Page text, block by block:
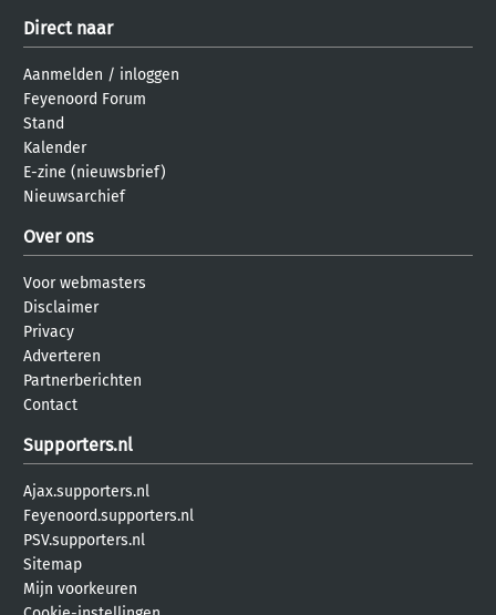
Direct naar
Aanmelden / inloggen
Feyenoord Forum
Stand
Kalender
E-zine (nieuwsbrief)
Nieuwsarchief
Over ons
Voor webmasters
Disclaimer
Privacy
Adverteren
Partnerberichten
Contact
Supporters.nl
Ajax.supporters.nl
Feyenoord.supporters.nl
PSV.supporters.nl
Sitemap
Mijn voorkeuren